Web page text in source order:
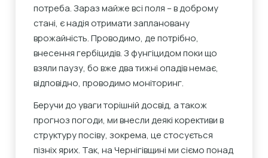
потреба. Зараз майже всі поля – в доброму
стані, є надія отримати заплановану
врожайність. Проводимо, де потрібно,
внесення гербіцидів. З фунгіцидом поки що
взяли паузу, бо вже два тижні опадів немає,
відповідно, проводимо моніторинг.
Беручи до уваги торішній досвід, а також
прогноз погоди, ми внесли деякі корективи в
структуру посіву, зокрема, це стосується
пізніх ярих. Так, на Чернігівщині ми сіємо понад